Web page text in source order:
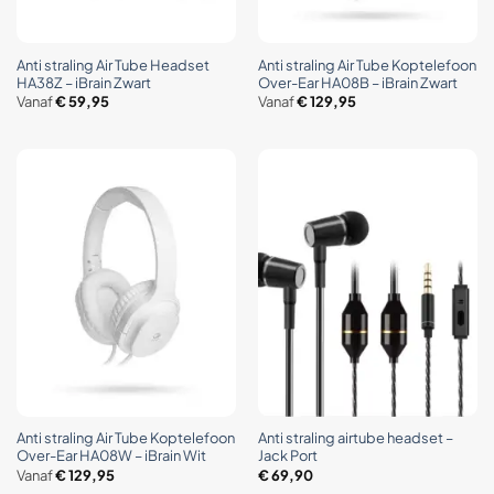
Anti straling Air Tube Headset
HA38Z – iBrain Zwart
Vanaf€59,95
Anti straling Air Tube Koptelefoon
Over-Ear HA08B – iBrain Zwart
Vanaf€129,95
Anti straling Air Tube Koptelefoon
Over-Ear HA08W – iBrain Wit
Vanaf€129,95
Anti straling airtube headset –
Jack Port
€69,90